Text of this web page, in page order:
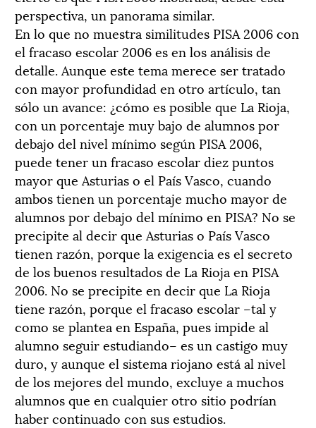
perspectiva, un panorama similar.
En lo que no muestra similitudes PISA 2006 con
el fracaso escolar 2006 es en los análisis de
detalle. Aunque este tema merece ser tratado
con mayor profundidad en otro artículo, tan
sólo un avance: ¿cómo es posible que La Rioja,
con un porcentaje muy bajo de alumnos por
debajo del nivel mínimo según PISA 2006,
puede tener un fracaso escolar diez puntos
mayor que Asturias o el País Vasco, cuando
ambos tienen un porcentaje mucho mayor de
alumnos por debajo del mínimo en PISA? No se
precipite al decir que Asturias o País Vasco
tienen razón, porque la exigencia es el secreto
de los buenos resultados de La Rioja en PISA
2006. No se precipite en decir que La Rioja
tiene razón, porque el fracaso escolar –tal y
como se plantea en España, pues impide al
alumno seguir estudiando– es un castigo muy
duro, y aunque el sistema riojano está al nivel
de los mejores del mundo, excluye a muchos
alumnos que en cualquier otro sitio podrían
haber continuado con sus estudios.